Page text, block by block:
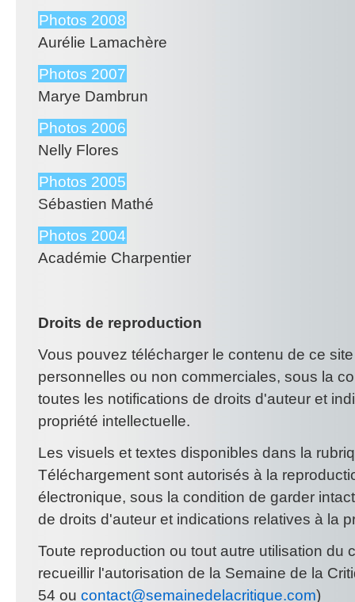
Photos 2008
Aurélie Lamachère
Photos 2007
Marye Dambrun
Photos 2006
Nelly Flores
Photos 2005
Sébastien Mathé
Photos 2004
Académie Charpentier
Droits de reproduction
Vous pouvez télécharger le contenu de ce
personnelles ou non commerciales, sous la
toutes les notifications de droits d'auteur et
propriété intellectuelle.
Les visuels et textes disponibles dans la
Téléchargement sont autorisés à la
électronique, sous la condition de garder
de droits d'auteur et indications relatives à la
Toute reproduction ou tout autre utilisation du
recueillir l'autorisation de la Semaine de la
54 ou contact@semainedelacritique.com)